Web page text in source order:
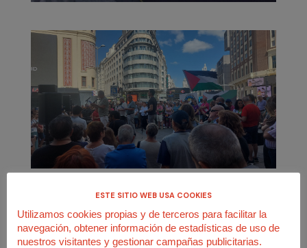
ESTE SITIO WEB USA COOKIES
Utilizamos cookies propias y de terceros para facilitar la
navegación, obtener información de estadísticas de uso de
nuestros visitantes y gestionar campañas publicitarias.